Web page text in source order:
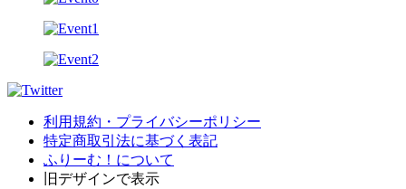
利用規約・プライバシーポリシー
特定商取引法に基づく表記
ふりーむ！について
旧デザインで表示